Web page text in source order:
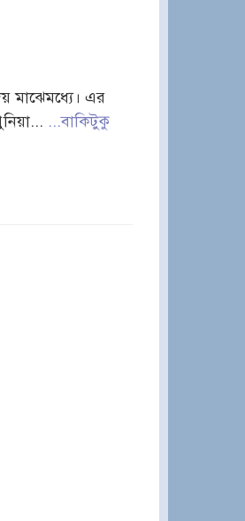
মাঝেমধ্যে। এর
...বাকিটুকু